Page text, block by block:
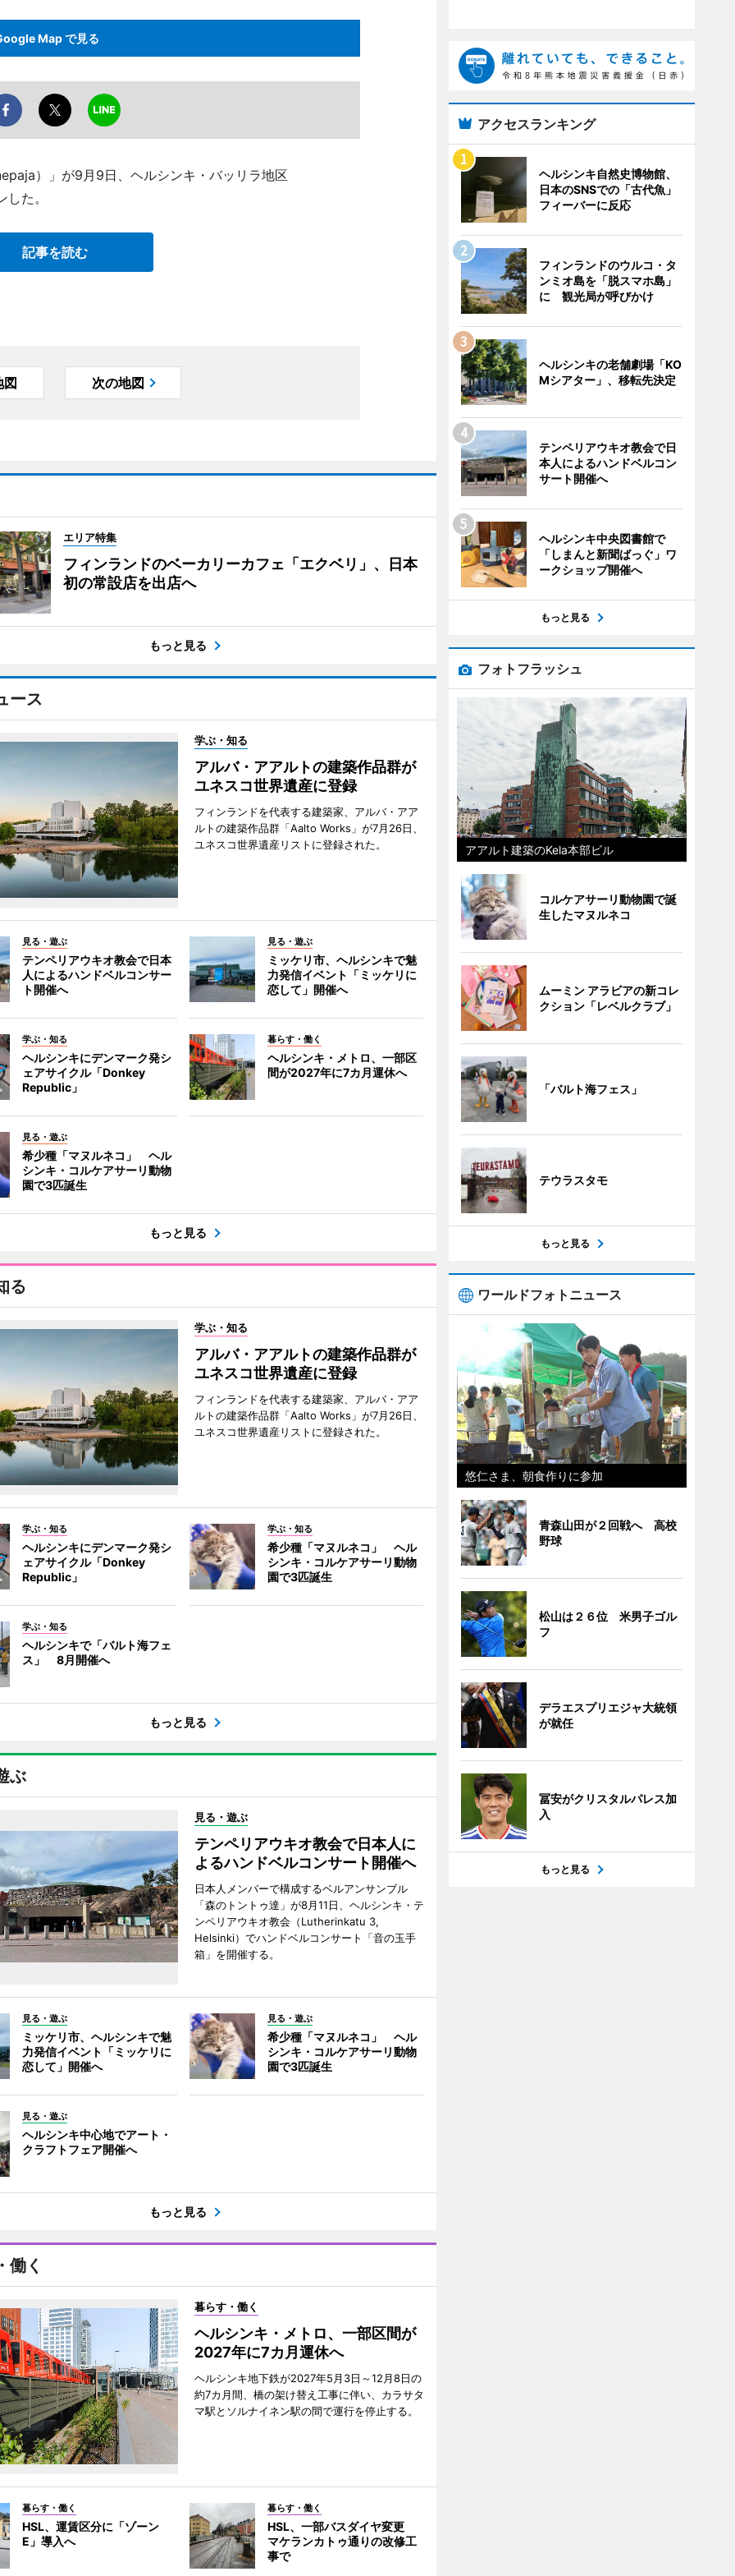
Map で見る
）」が9月9日、ヘルシンキ・バッリラ地区
た。
記事を読む
図 次の地図
エリア特集
フィンランドのベーカリーカフェ「エクベリ」、日本
初の常設店を出店へ
もっと見る
ース
学ぶ・知る
アルバ・アアルトの建築作品群が
ユネスコ世界遺産に登録
フィンランドを代表する建築家、アルバ・アア
ルトの建築作品群「Aalto Works」が7月26日、
ユネスコ世界遺産リストに登録された。
見る・遊ぶ
テンペリアウキオ教会で日本
人によるハンドベルコンサー
ト開催へ
見る・遊ぶ
ミッケリ市、ヘルシンキで魅
力発信イベント「ミッケリに
恋して」開催へ
学ぶ・知る
ヘルシンキにデンマーク発シ
ェアサイクル「Donkey
Republic」
暮らす・働く
ヘルシンキ・メトロ、一部区
間が2027年に7カ月運休へ
見る・遊ぶ
希少種「マヌルネコ」 ヘル
シンキ・コルケアサーリ動物
園で3匹誕生
もっと見る
る
学ぶ・知る
アルバ・アアルトの建築作品群が
ユネスコ世界遺産に登録
フィンランドを代表する建築家、アルバ・アア
ルトの建築作品群「Aalto Works」が7月26日、
ユネスコ世界遺産リストに登録された。
学ぶ・知る
ヘルシンキにデンマーク発シ
ェアサイクル「Donkey
Republic」
学ぶ・知る
希少種「マヌルネコ」 ヘル
シンキ・コルケアサーリ動物
園で3匹誕生
学ぶ・知る
ヘルシンキで「バルト海フェ
ス」 8月開催へ
もっと見る
ぶ
見る・遊ぶ
テンペリアウキオ教会で日本人に
よるハンドベルコンサート開催へ
日本人メンバーで構成するベルアンサンブル
「森のトントゥ達」が8月11日、ヘルシンキ・テ
ンペリアウキオ教会（Lutherinkatu 3,
Helsinki）でハンドベルコンサート「音の玉手
箱」を開催する。
見る・遊ぶ
ミッケリ市、ヘルシンキで魅
力発信イベント「ミッケリに
恋して」開催へ
見る・遊ぶ
希少種「マヌルネコ」 ヘル
シンキ・コルケアサーリ動物
園で3匹誕生
見る・遊ぶ
ヘルシンキ中心地でアート・
クラフトフェア開催へ
もっと見る
働く
暮らす・働く
ヘルシンキ・メトロ、一部区間が
2027年に7カ月運休へ
ヘルシンキ地下鉄が2027年5月3日～12月8日の
約7カ月間、橋の架け替え工事に伴い、カラサタ
マ駅とソルナイネン駅の間で運行を停止する。
暮らす・働く
HSL、運賃区分に「ゾーン
E」導入へ
暮らす・働く
HSL、一部バスダイヤ変更
マケランカトゥ通りの改修工
事で
アクセスランキング
ヘルシンキ自然史博物館、
日本のSNSでの「古代魚」
フィーバーに反応
フィンランドのウルコ・タ
ンミオ島を「脱スマホ島」
に 観光局が呼びかけ
ヘルシンキの老舗劇場「KO
Mシアター」、移転先決定
テンペリアウキオ教会で日
本人によるハンドベルコン
サート開催へ
ヘルシンキ中央図書館で
「しまんと新聞ばっぐ」ワ
ークショップ開催へ
もっと見る
フォトフラッシュ
アアルト建築のKela本部ビル
コルケアサーリ動物園で誕
生したマヌルネコ
ムーミン アラビアの新コレ
クション「レベルクラブ」
「バルト海フェス」
テウラスタモ
もっと見る
ワールドフォトニュース
悠仁さま、朝食作りに参加
青森山田が２回戦へ 高校
野球
松山は２６位 米男子ゴル
フ
デラエスプリエジャ大統領
が就任
冨安がクリスタルパレス加
入
もっと見る